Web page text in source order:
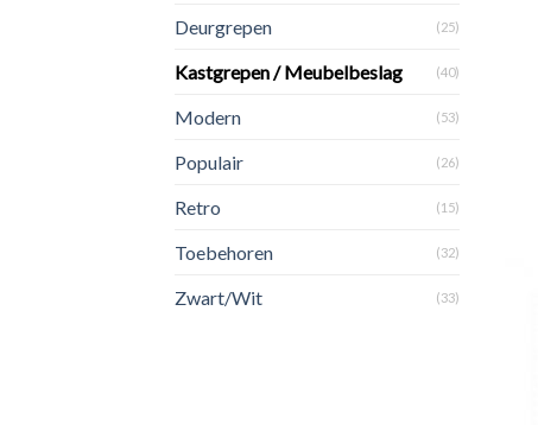
Deurgrepen (25)
Kastgrepen / Meubelbeslag (40)
Modern (53)
Populair (26)
Retro (15)
Toebehoren (32)
Zwart/Wit (33)